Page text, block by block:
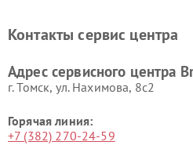
Контакты сервис центра
Адрес сервисного центра
г. Томск, ул. Нахимова, 8с2
Горячая линия:
+7 (382) 270-24-59